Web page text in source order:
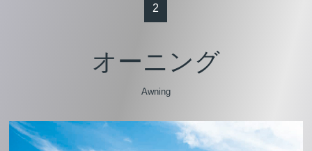
2
オーニング
Awning